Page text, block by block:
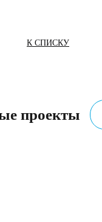
К СПИСКУ
проекты